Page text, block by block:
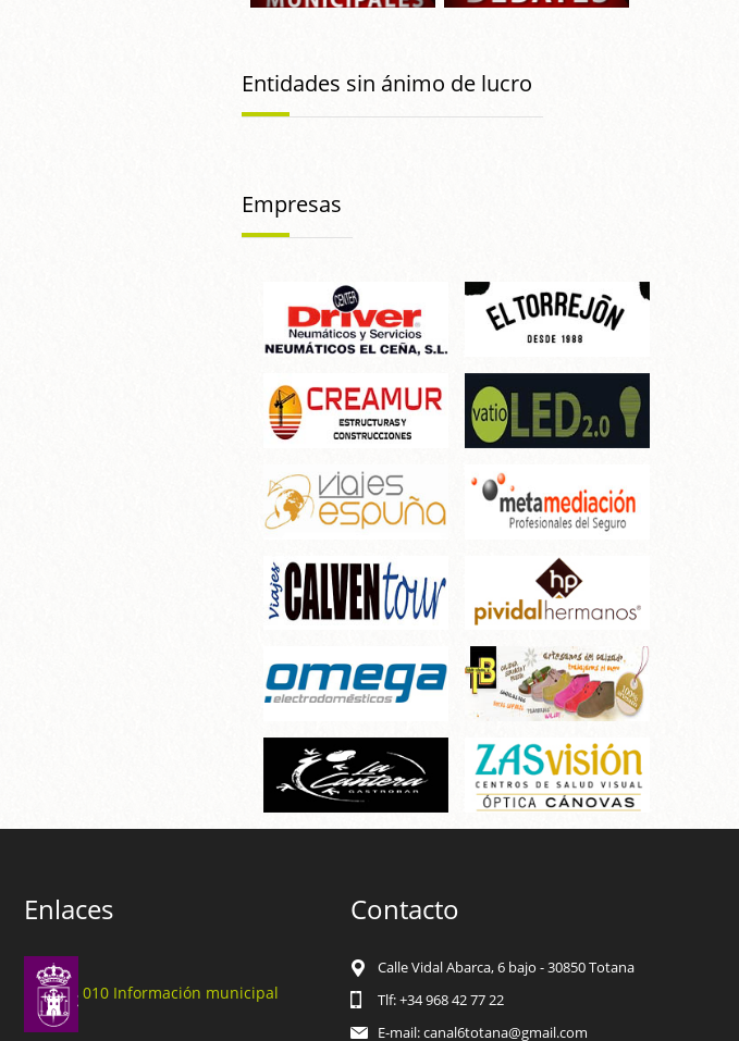
Entidades sin ánimo de lucro
Empresas
Enlaces
010 Información municipal
Contacto
Calle Vidal Abarca, 6 bajo - 30850 Totana
Tlf: +34 968 42 77 22
E-mail: canal6totana@gmail.com